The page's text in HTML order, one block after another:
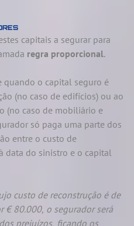
capitais a segurar para
regra proporcional.
o capital seguro é
(no caso de edifícios) ou ao
(no caso de mobiliário e
só paga uma parte dos
entre o custo de
data do sinistro e o capital
custo de reconstrução é de
€ 80.000, o segurador será
prejuízos, ficando os